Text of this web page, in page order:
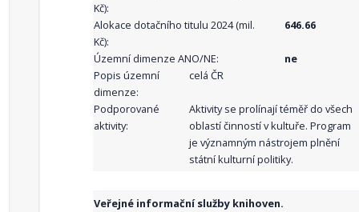
Kč):
Alokace dotačního titulu 2024 (mil.
Kč):
646.66
Územní dimenze ANO/NE:
ne
Popis územní
dimenze:
celá ČR
Podporované
aktivity:
Aktivity se prolínají téměř do všech
oblastí činností v kultuře. Program
je významným nástrojem plnění
státní kulturní politiky.
Veřejné informační služby knihoven.